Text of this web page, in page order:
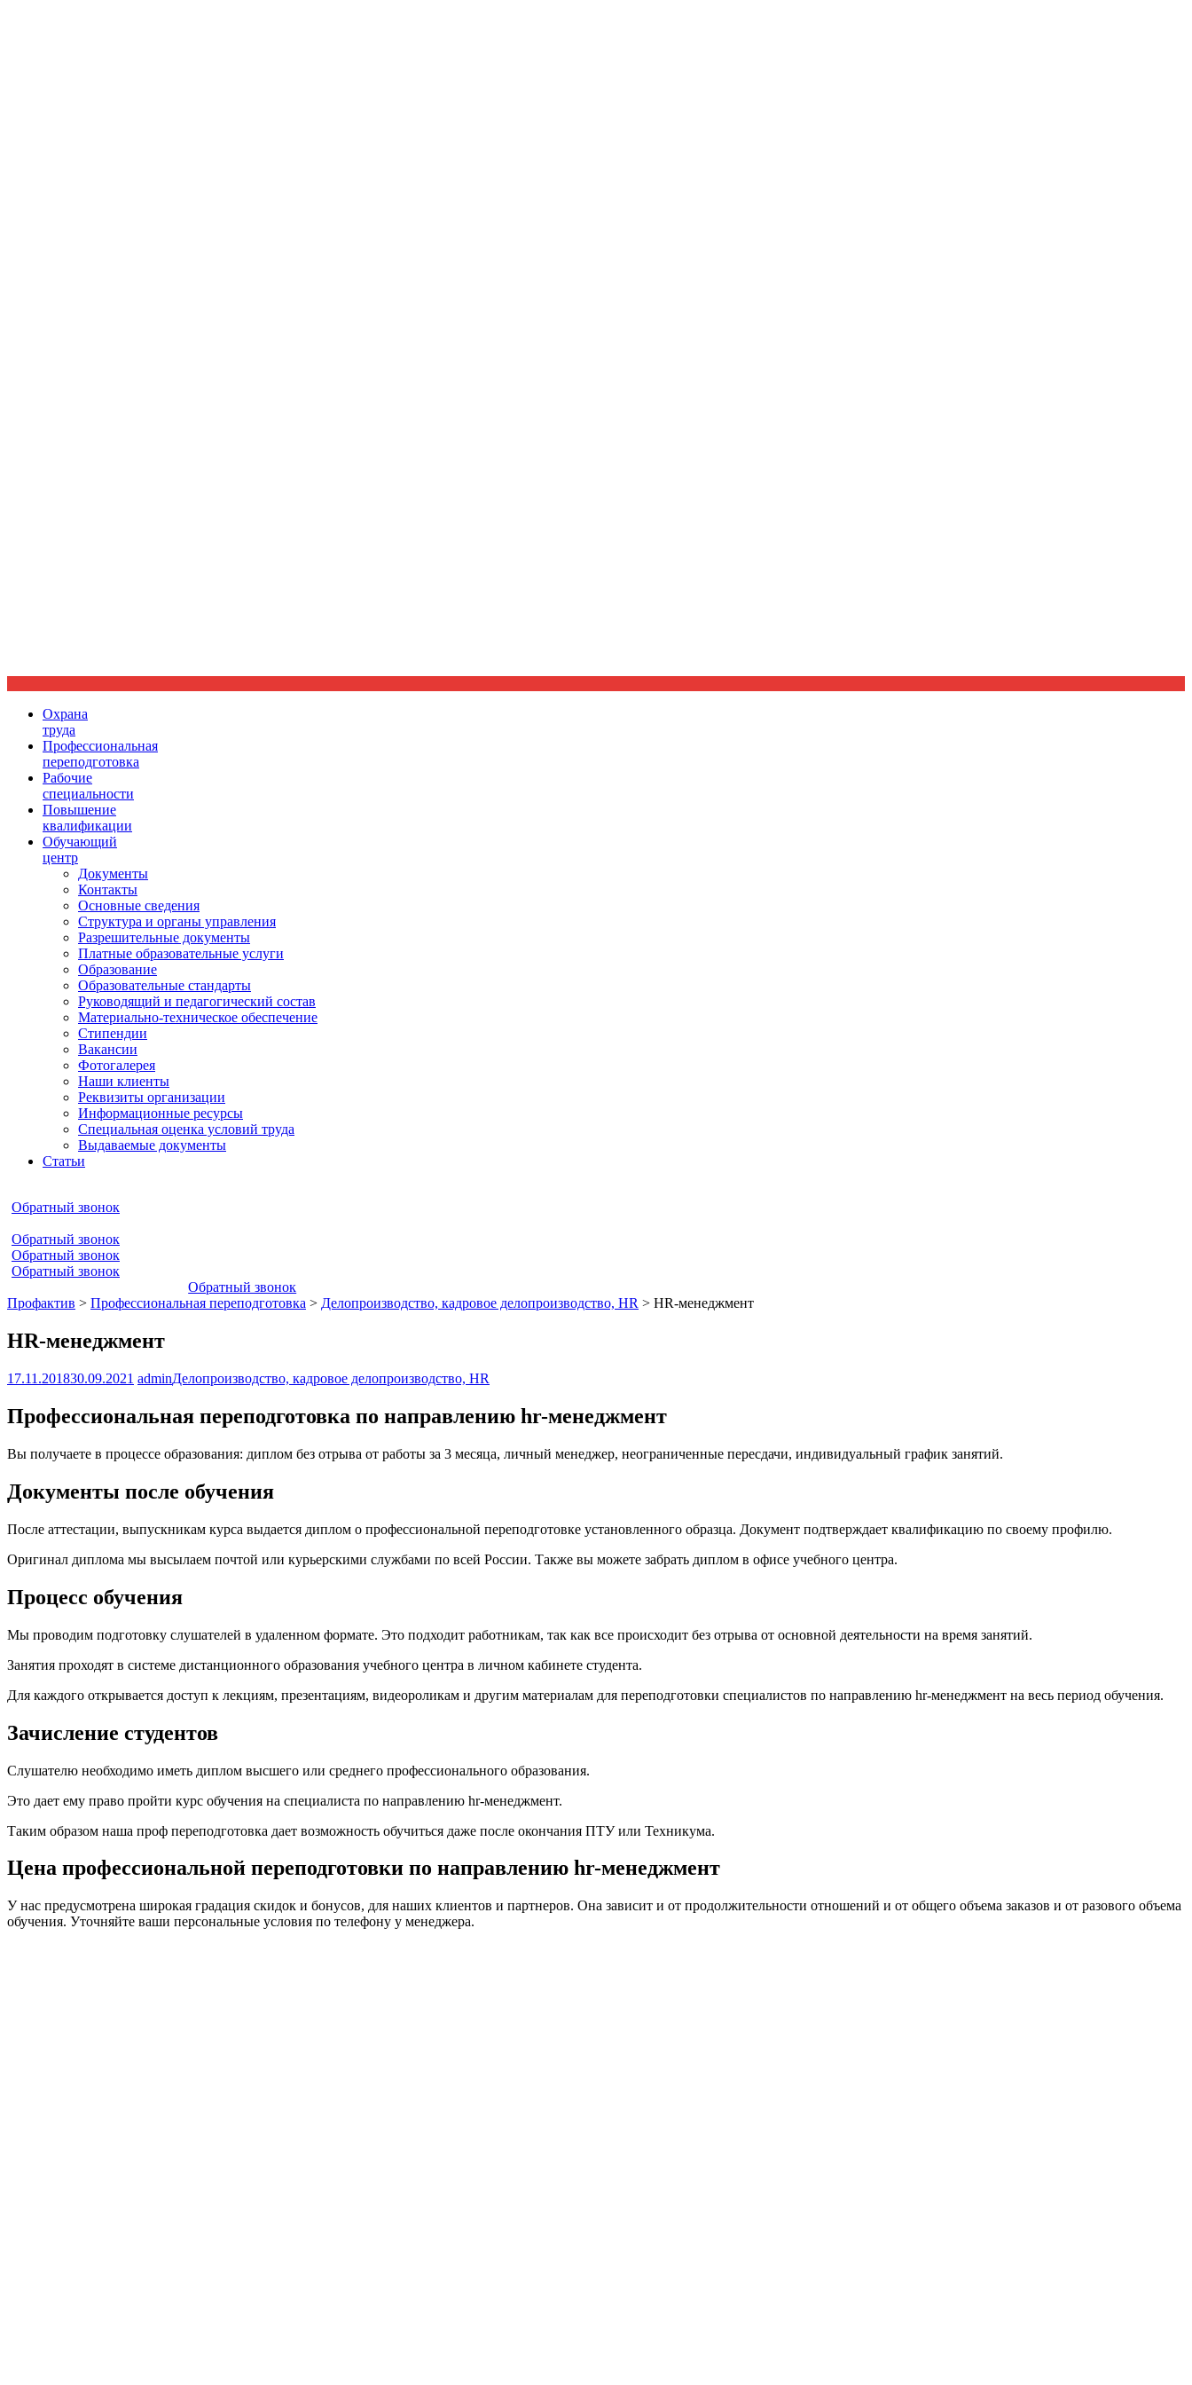
Ориентир охраны труда
Охрана
труда
Профессиональная
переподготовка
Рабочие
специальности
Повышение
квалификации
Обучающий
центр
Документы
Контакты
Основные сведения
Структура и органы управления
Разрешительные документы
Платные образовательные услуги
Образование
Образовательные стандарты
Руководящий и педагогический состав
Материально-техническое обеспечение
Стипендии
Вакансии
Фотогалерея
Наши клиенты
Реквизиты организации
Информационные ресурсы
Специальная оценка условий труда
Выдаваемые документы
Статьи
Обратный звонок
Обратный звонок
Обратный звонок
Обратный звонок
Обратный звонок
Профактив > Профессиональная переподготовка > Делопроизводство, кадровое делопроизводство, HR > HR-менеджмент
HR-менеджмент
17.11.201830.09.2021 adminДелопроизводство, кадровое делопроизводство, HR
Профессиональная переподготовка по направлению hr-менеджмент
Вы получаете в процессе образования: диплом без отрыва от работы за 3 месяца, личный менеджер, неограниченные пересдачи, индивидуальный график занятий.
Документы после обучения
После аттестации, выпускникам курса выдается диплом о профессиональной переподготовке установленного образца. Документ подтверждает квалификацию по своему профилю.
Оригинал диплома мы высылаем почтой или курьерскими службами по всей России. Также вы можете забрать диплом в офисе учебного центра.
Процесс обучения
Мы проводим подготовку слушателей в удаленном формате. Это подходит работникам, так как все происходит без отрыва от основной деятельности на время занятий.
Занятия проходят в системе дистанционного образования учебного центра в личном кабинете студента.
Для каждого открывается доступ к лекциям, презентациям, видеороликам и другим материалам для переподготовки специалистов по направлению hr-менеджмент на весь период обучения.
Зачисление студентов
Слушателю необходимо иметь диплом высшего или среднего профессионального образования.
Это дает ему право пройти курс обучения на специалиста по направлению hr-менеджмент.
Таким образом наша проф переподготовка дает возможность обучиться даже после окончания ПТУ или Техникума.
Цена профессиональной переподготовки по направлению hr-менеджмент
У нас предусмотрена широкая градация скидок и бонусов, для наших клиентов и партнеров. Она зависит и от продолжительности отношений и от общего объема заказов и от разового объема
обучения. Уточняйте ваши персональные условия по телефону у менеджера.